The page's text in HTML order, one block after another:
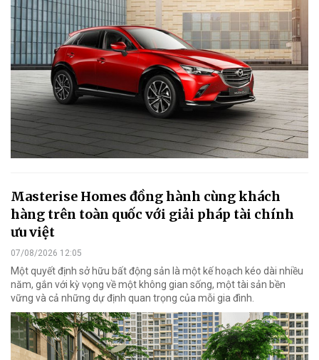
Masterise Homes đồng hành cùng khách
hàng trên toàn quốc với giải pháp tài chính
ưu việt
07/08/2026 12:05
Một quyết định sở hữu bất động sản là một kế hoạch kéo dài nhiều
năm, gắn với kỳ vọng về một không gian sống, một tài sản bền
vững và cả những dự định quan trọng của mỗi gia đình.